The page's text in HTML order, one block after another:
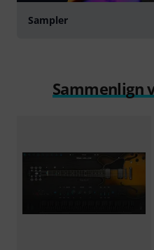
Sampler
Sammenlign